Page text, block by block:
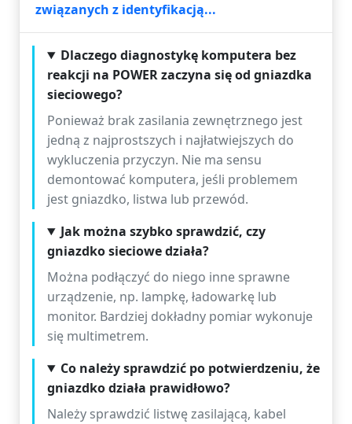
związanych z identyfikacją...
Dlaczego diagnostykę komputera bez
reakcji na POWER zaczyna się od gniazdka
sieciowego?
Ponieważ brak zasilania zewnętrznego jest
jedną z najprostszych i najłatwiejszych do
wykluczenia przyczyn. Nie ma sensu
demontować komputera, jeśli problemem
jest gniazdko, listwa lub przewód.
Jak można szybko sprawdzić, czy
gniazdko sieciowe działa?
Można podłączyć do niego inne sprawne
urządzenie, np. lampkę, ładowarkę lub
monitor. Bardziej dokładny pomiar wykonuje
się multimetrem.
Co należy sprawdzić po potwierdzeniu, że
gniazdko działa prawidłowo?
Należy sprawdzić listwę zasilającą, kabel